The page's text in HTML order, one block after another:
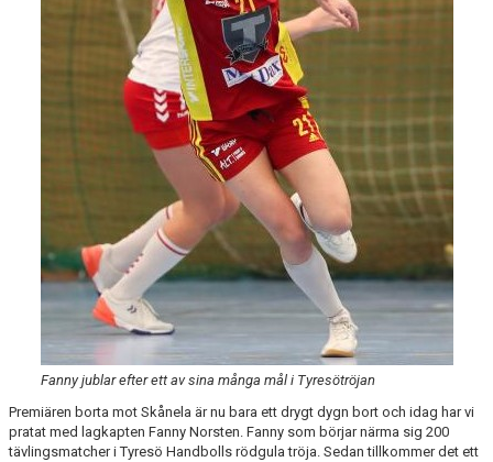
Fanny jublar efter ett av sina många mål i Tyresötröjan
Premiären borta mot Skånela är nu bara ett drygt dygn bort och idag har vi
pratat med lagkapten Fanny Norsten. Fanny som börjar närma sig 200
tävlingsmatcher i Tyresö Handbolls rödgula tröja. Sedan tillkommer det ett